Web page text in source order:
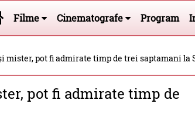
Filme Cinematografe Program
mister, pot fi admirate timp de trei saptamani la
pot fi admirate timp de